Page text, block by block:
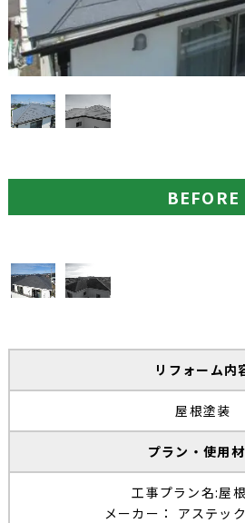
BEFORE
リフォーム内
屋根塗装
プラン・使用
工事プラン名:屋
メーカー： アステッ